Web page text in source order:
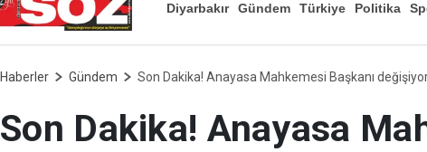
Diyarbakır Gündem Türkiye Politika
Haberler Gündem Son Dakika! Anayasa Mahkemesi Başkanı
Son Dakika! Anayasa